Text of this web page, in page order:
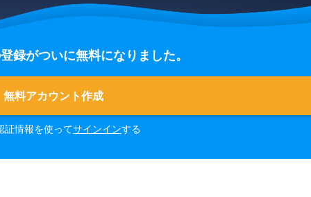
録がついに無料になりました。
無料アカウント作成
証情報を使ってサインインする